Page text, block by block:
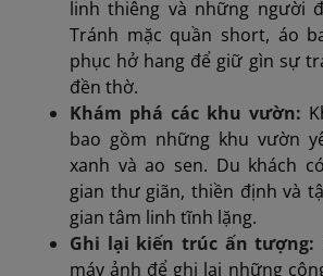
linh thiêng và những người
Tránh mặc quần short, áo
phục hở hang để giữ gìn sự
đền thờ.
Khám phá các khu vườn:
bao gồm những khu vườn
xanh và ao sen. Du khách
gian thư giãn, thiền định và
gian tâm linh tĩnh lặng.
Ghi lại kiến trúc ấn tượng:
máy ảnh để ghi lại những